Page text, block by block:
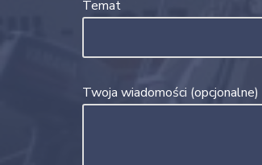
Temat
Twoja wiadomości (opcjonalne)